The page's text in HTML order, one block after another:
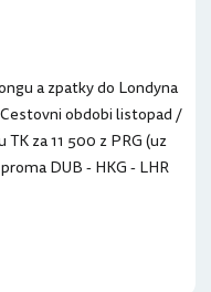
a zpatky do Londyna
obdobi listopad /
za 11 500 z PRG (uz
DUB - HKG - LHR